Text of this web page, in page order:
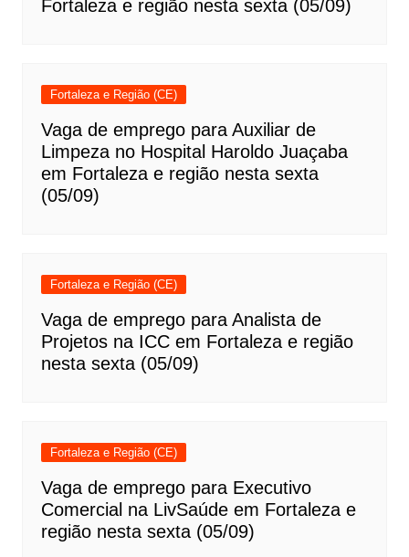
Fortaleza e região nesta sexta (05/09)
Fortaleza e Região (CE)
Vaga de emprego para Auxiliar de
Limpeza no Hospital Haroldo Juaçaba
em Fortaleza e região nesta sexta
(05/09)
Fortaleza e Região (CE)
Vaga de emprego para Analista de
Projetos na ICC em Fortaleza e região
nesta sexta (05/09)
Fortaleza e Região (CE)
Vaga de emprego para Executivo
Comercial na LivSaúde em Fortaleza e
região nesta sexta (05/09)